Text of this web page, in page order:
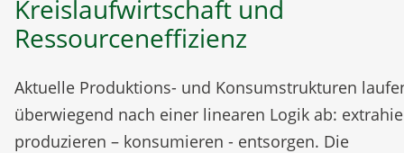
Kreislaufwirtschaft und
Ressourceneffizienz
Aktuelle Produktions- und Konsumstrukturen
überwiegend nach einer linearen Logik ab:
produzieren – konsumieren - entsorgen. Die